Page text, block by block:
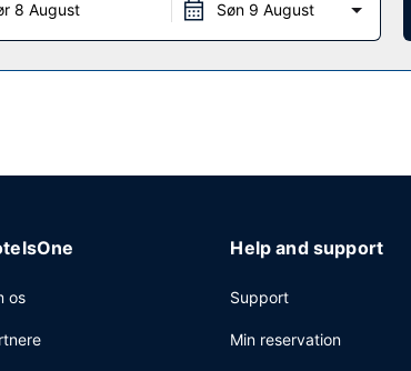
tørsten med din yndlingsdrink. Morgenmadsbuffet
8 August Søn 9 August
os
Help and support
Support
Min reservation